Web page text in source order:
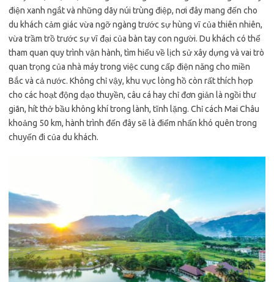
điện xanh ngắt và những dãy núi trùng điệp, nơi đây mang đến cho
du khách cảm giác vừa ngỡ ngàng trước sự hùng vĩ của thiên nhiên,
vừa trầm trồ trước sự vĩ đại của bàn tay con người. Du khách có thể
tham quan quy trình vận hành, tìm hiểu về lịch sử xây dựng và vai trò
quan trọng của nhà máy trong việc cung cấp điện năng cho miền
Bắc và cả nước. Không chỉ vậy, khu vực lòng hồ còn rất thích hợp
cho các hoạt động dạo thuyền, câu cá hay chỉ đơn giản là ngồi thư
giãn, hít thở bầu không khí trong lành, tĩnh lặng. Chỉ cách Mai Châu
khoảng 50 km, hành trình đến đây sẽ là điểm nhấn khó quên trong
chuyến đi của du khách.